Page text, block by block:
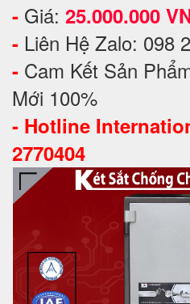
- Giá: 25.000.000
- Liên Hệ Zalo: 098
- Cam Kết Sản
Mới 100%
- Hotline
2770404